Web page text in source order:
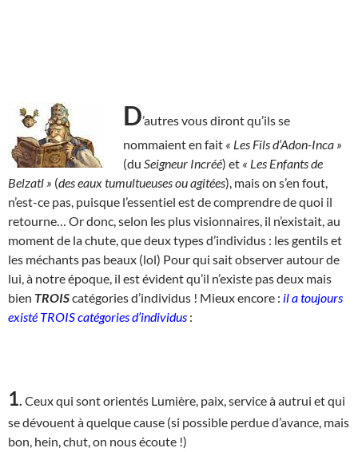
D’autres vous diront qu’ils se
nommaient en fait « Les Fils d’Adon-Inca »
(du Seigneur Incréé) et « Les Enfants de
Belzatl » (des eaux tumultueuses ou agitées), mais on s’en fout,
n’est-ce pas, puisque l’essentiel est de comprendre de quoi il
retourne… Or donc, selon les plus visionnaires, il n’existait, au
moment de la chute, que deux types d’individus : les gentils et
les méchants pas beaux (lol) Pour qui sait observer autour de
lui, à notre époque, il est évident qu’il n’existe pas deux mais
bien TROIScatégories d’individus ! Mieux encore : il a toujours
existé TROIS catégories d’individus :
1 Ceux qui sont orientés Lumière, paix, service à autrui et qui
se dévouent à quelque cause (si possible perdue d’avance, mais
bon, hein, chut, on nous écoute !)